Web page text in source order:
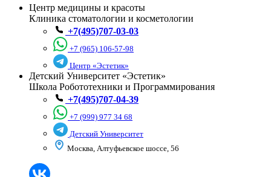
Центр медицины и красоты
Клиника стоматологии и косметологии
+7(495)707-03-03
+7 (965) 106-57-98
Центр «Эстетик»
Детский Университет «Эстетик»
Школа Робототехники и Программирования
+7(495)707-04-39
+7 (999) 977 34 68
Детский Университет
Москва, Алтуфьевское шоссе, 56